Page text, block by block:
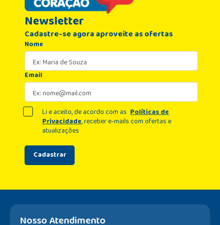
Newsletter
Cadastre-se agora aproveite as ofertas
Nome
Email
Cadastrar
Li e aceito, de acordo com as Políticas de
Privacidade, receber e-mails com ofertas e
atualizações
Nosso Atendimento